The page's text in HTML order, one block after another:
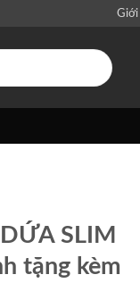
Giới
SLIM
tặng kèm